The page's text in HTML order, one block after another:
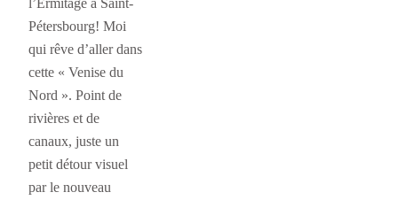
Pétersbourg! Moi
qui rêve d’aller dans
cette « Venise du
Nord ». Point de
rivières et de
canaux, juste un
petit détour visuel
par le nouveau